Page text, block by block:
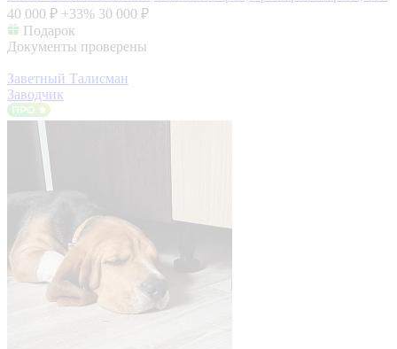
40 000 ₽ +33% 30 000 ₽
Подарок
Документы проверены
Заветный Талисман
Заводчик